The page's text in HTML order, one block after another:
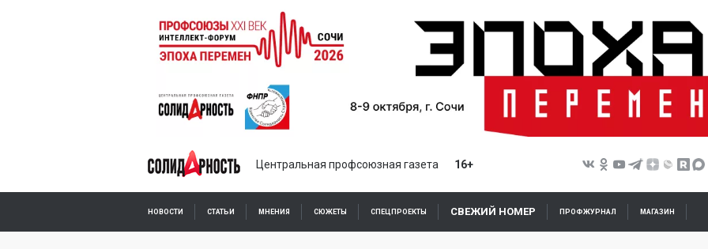
Центральная профсоюзная газета 16+
НОВОСТИ СТАТЬИ МНЕНИЯ СЮЖЕТЫ СПЕЦПРОЕКТЫ СВЕЖИЙ НОМЕР ПРОФЖУРНАЛ МАГАЗИН